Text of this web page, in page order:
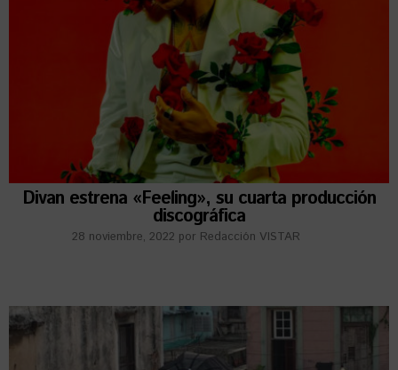
Divan estrena «Feeling», su cuarta producción
discográfica
28 noviembre, 2022 por Redacción VISTAR